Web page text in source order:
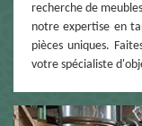
recherche de
notre expertise en
pièces uniques.
votre spécialiste